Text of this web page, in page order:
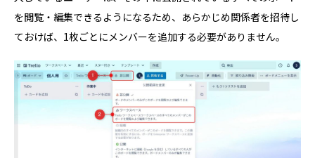
を閲覧・編集できるようになるため、あらかじめ関係者を招待し
ておけば、1枚ごとにメンバーを追加する必要がありません。